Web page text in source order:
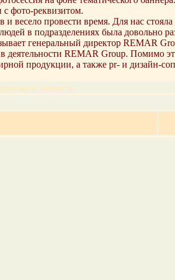
фото-реквизитом.
весело провести время. Для нас стояла
в подразделениях была довольно
генеральный директор REMAR
REMAR Group. Помимо
продукции, а также pr- и дизайн-
новость